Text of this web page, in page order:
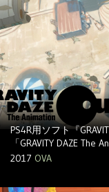
PS4R用ソフト『
「GRAVITY DAZE The
2017 OVA